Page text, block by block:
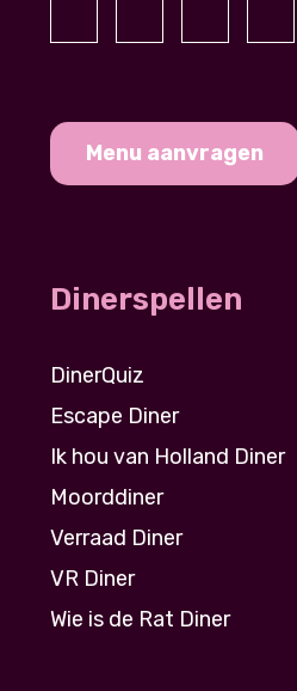
Menu aanvragen
Dinerspellen
DinerQuiz
Escape Diner
Ik hou van Holland Diner
Moorddiner
Verraad Diner
VR Diner
Wie is de Rat Diner